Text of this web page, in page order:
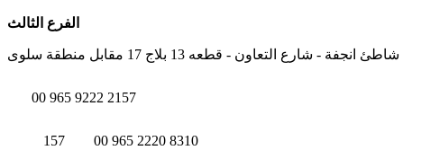
الفرع الثالث
شاطئ انجفة - شارع التعاون - قطعه 13 بلاج 17 مقابل منطقة سلوى
00 965 9222 2157
157 00 965 2220 8310